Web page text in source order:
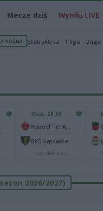
Mecze dziś Wyniki LIVE
NOŻNA Ekstraklasa 1 liga 2 liga
Dziś, 20:00
GKS Katowice
Liga Konferencji
2026/2027)